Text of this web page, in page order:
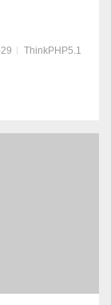
ThinkPHP5.1